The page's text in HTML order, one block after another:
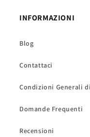
INFORMAZIONI
Blog
Contattaci
Condizioni Generali
Domande Frequenti
Recensioni